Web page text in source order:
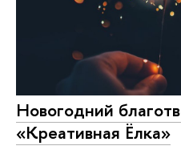
Новогодний
«Креативная Ёлка»